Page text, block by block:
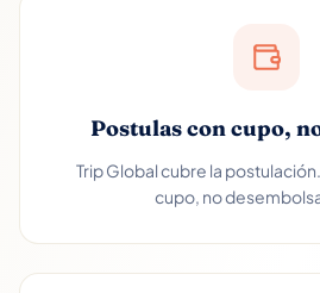
Postulas con cupo,
Trip Global cubre la
cupo, no